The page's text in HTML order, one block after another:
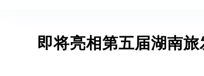
即将亮相第五届湖南